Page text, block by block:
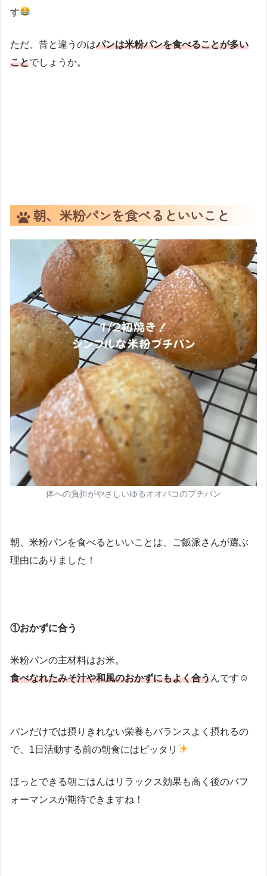
す
ただ、昔と違うのはパンは米粉パンを食べることが多い
ことでしょうか。
朝、米粉パンを食べるといいこと
体への負担がやさしいゆるオオバコのプチパン
朝、米粉パンを食べるといいことは、ご飯派さんが選ぶ
理由にありました！
①おかずに合う
米粉パンの主材料はお米。
食べなれたみそ汁や和風のおかずにもよく合うんです☺
パンだけでは摂りきれない栄養もバランスよく摂れるの
で、1日活動する前の朝食にはピッタリ
ほっとできる朝ごはんはリラックス効果も高く後のパフ
ォーマンスが期待できますね！